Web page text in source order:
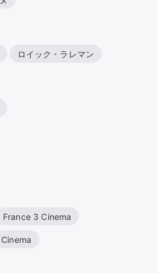
ロイック・ラレマン
France 3 Cinema